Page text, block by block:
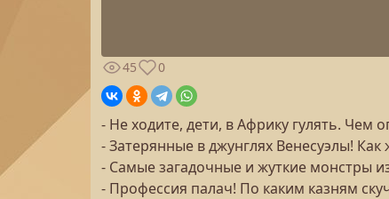
45
0
- Не ходите, дети, в Африку гулять. Чем
- Затерянные в джунглях Венесуэлы!
- Самые загадочные и жуткие монстры
- Профессия палач! По каким казням